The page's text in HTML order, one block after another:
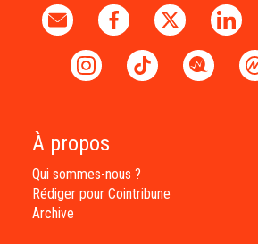
À propos
Qui sommes-nous ?
Rédiger pour Cointribune
Archive